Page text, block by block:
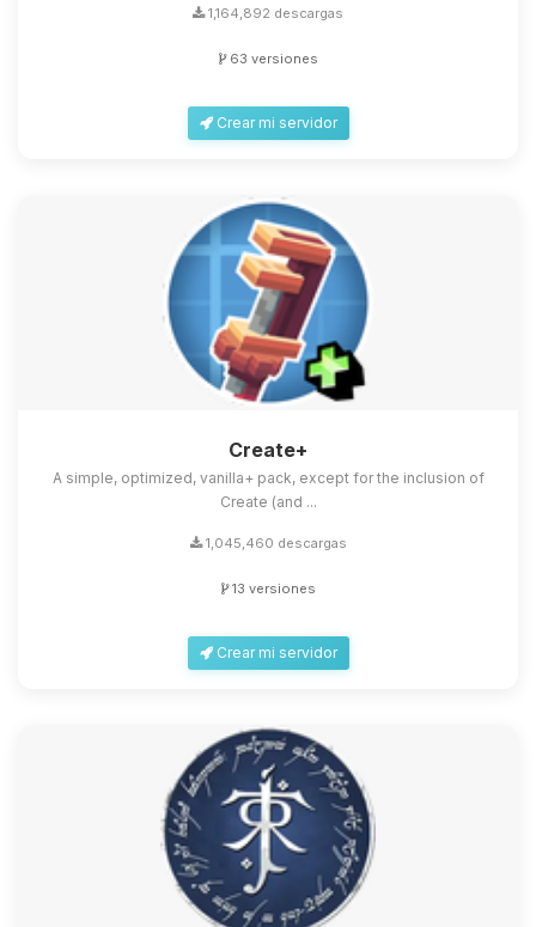
1,164,892 descargas
63 versiones
Crear mi servidor
Create+
A simple, optimized, vanilla+ pack, except for the inclusion of
Create (and ...
1,045,460 descargas
13 versiones
Crear mi servidor